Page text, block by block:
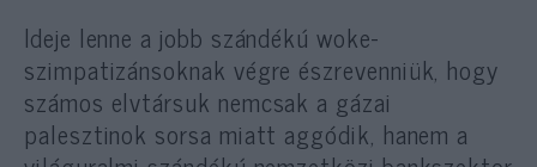
Ideje lenne a jobb szándékú woke-
szimpatizánsoknak végre észrevenniük, hogy
számos elvtársuk nemcsak a gázai
palesztinok sorsa miatt aggódik, hanem a